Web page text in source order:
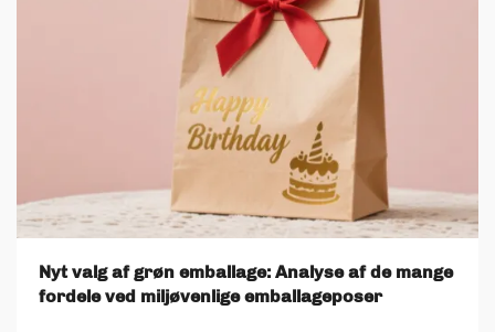
Nyt valg af grøn emballage: Analyse af de mange
fordele ved miljøvenlige emballageposer